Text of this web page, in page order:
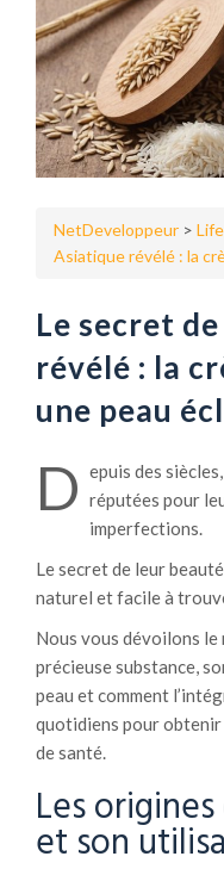
NetDeveloppeur >
Asiatique révélé : la
Le secret
révélé : la
une peau
D epuis des
réputées pour
imperfections.
Le secret de leur
naturel et facile à
Nous vous dévoilons
précieuse substance,
peau et comment
quotidiens pour
de santé.
Les
et son